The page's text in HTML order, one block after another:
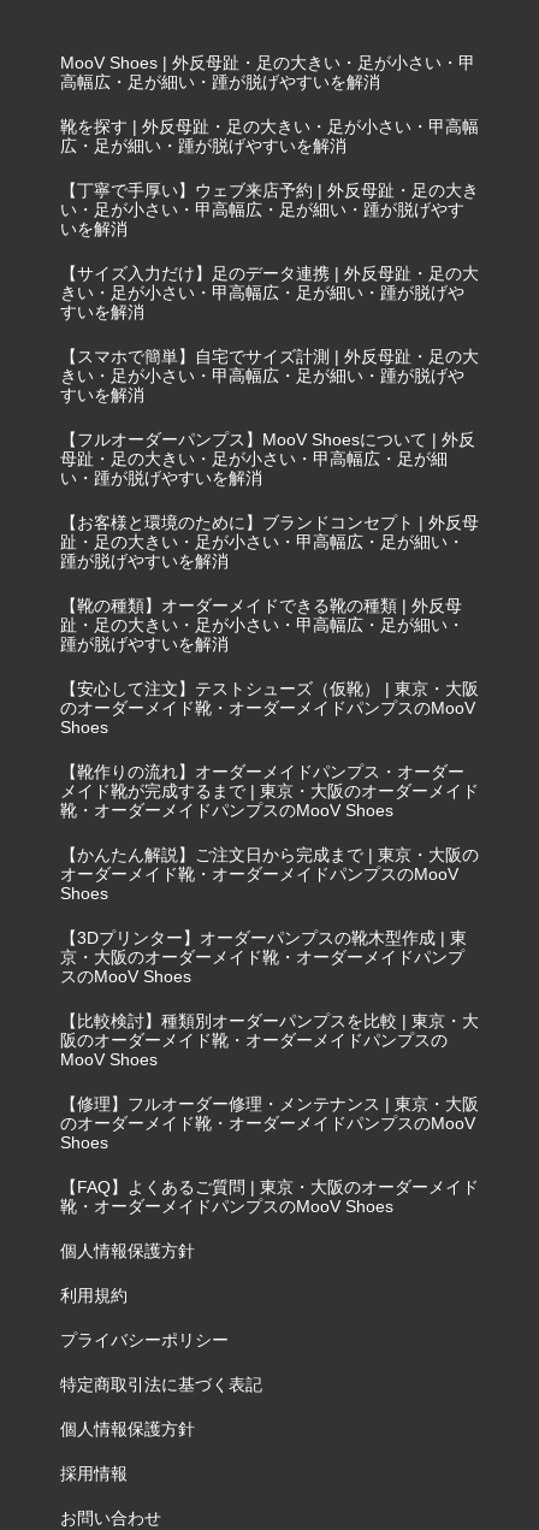
MooV Shoes | 外反母趾・足の大きい・足が小さい・甲
高幅広・足が細い・踵が脱げやすいを解消
靴を探す | 外反母趾・足の大きい・足が小さい・甲高幅
広・足が細い・踵が脱げやすいを解消
【丁寧で手厚い】ウェブ来店予約 | 外反母趾・足の大き
い・足が小さい・甲高幅広・足が細い・踵が脱げやす
いを解消
【サイズ入力だけ】足のデータ連携 | 外反母趾・足の大
きい・足が小さい・甲高幅広・足が細い・踵が脱げや
すいを解消
【スマホで簡単】自宅でサイズ計測 | 外反母趾・足の大
きい・足が小さい・甲高幅広・足が細い・踵が脱げや
すいを解消
【フルオーダーパンプス】MooV Shoesについて | 外反
母趾・足の大きい・足が小さい・甲高幅広・足が細
い・踵が脱げやすいを解消
【お客様と環境のために】ブランドコンセプト | 外反母
趾・足の大きい・足が小さい・甲高幅広・足が細い・
踵が脱げやすいを解消
【靴の種類】オーダーメイドできる靴の種類 | 外反母
趾・足の大きい・足が小さい・甲高幅広・足が細い・
踵が脱げやすいを解消
【安心して注文】テストシューズ（仮靴） | 東京・大阪
のオーダーメイド靴・オーダーメイドパンプスのMooV
Shoes
【靴作りの流れ】オーダーメイドパンプス・オーダー
メイド靴が完成するまで | 東京・大阪のオーダーメイド
靴・オーダーメイドパンプスのMooV Shoes
【かんたん解説】ご注文日から完成まで | 東京・大阪の
オーダーメイド靴・オーダーメイドパンプスのMooV
Shoes
【3Dプリンター】オーダーパンプスの靴木型作成 | 東
京・大阪のオーダーメイド靴・オーダーメイドパンプ
スのMooV Shoes
【比較検討】種類別オーダーパンプスを比較 | 東京・大
阪のオーダーメイド靴・オーダーメイドパンプスの
MooV Shoes
【修理】フルオーダー修理・メンテナンス | 東京・大阪
のオーダーメイド靴・オーダーメイドパンプスのMooV
Shoes
【FAQ】よくあるご質問 | 東京・大阪のオーダーメイド
靴・オーダーメイドパンプスのMooV Shoes
個人情報保護方針
利用規約
プライバシーポリシー
特定商取引法に基づく表記
個人情報保護方針
採用情報
お問い合わせ